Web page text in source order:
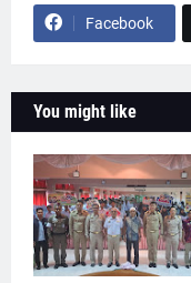
Facebook
You might like